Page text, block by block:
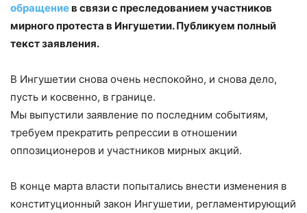
обращениев связи с преследованием участников
мирного протеста в Ингушетии. Публикуем полный
текст заявления.
В Ингушетии снова очень неспокойно, и снова дело,
пусть и косвенно, в границе.
Мы выпустили заявление по последним событиям,
требуем прекратить репрессии в отношении
оппозиционеров и участников мирных акций.
В конце марта власти попытались внести изменения в
конституционный закон Ингушетии, регламентирующий